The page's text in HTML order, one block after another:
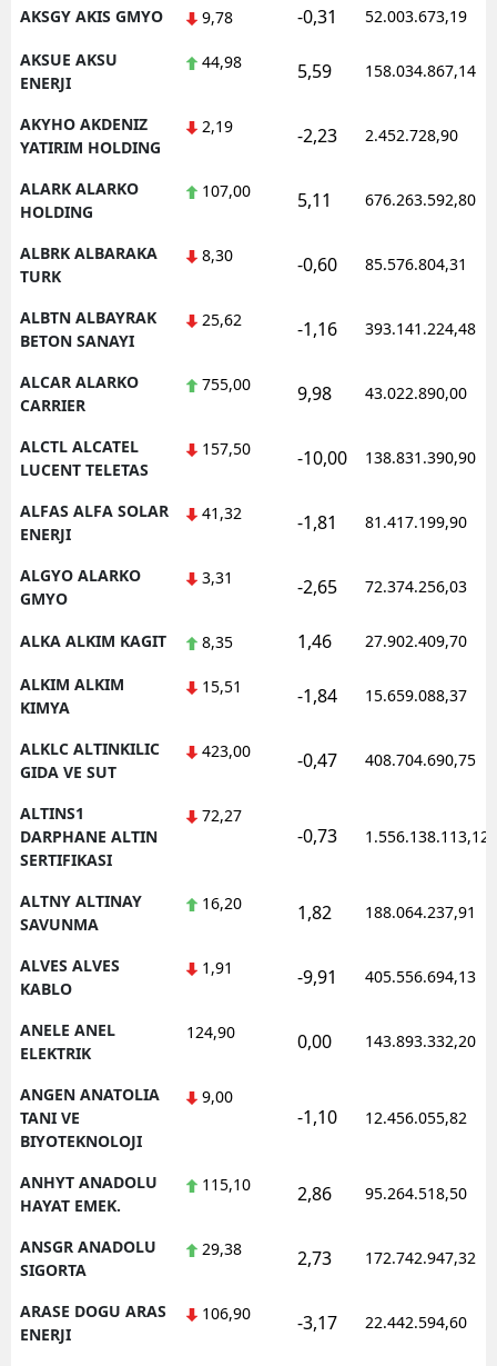
AKSGY AKIS GMYO 9,78 -0,31 52.003.673,19
AKSUE AKSU
ENERJI
44,98 5,59 158.034.867,14
AKYHO AKDENIZ
YATIRIM HOLDING
2,19 -2,23 2.452.728,90
ALARK ALARKO
HOLDING
107,00 5,11 676.263.592,80
ALBRK ALBARAKA
TURK
8,30 -0,60 85.576.804,31
ALBTN ALBAYRAK
BETON SANAYI
25,62 -1,16 393.141.224,48
ALCAR ALARKO
CARRIER
755,00 9,98 43.022.890,00
ALCTL ALCATEL
LUCENT TELETAS
157,50 -10,00 138.831.390,90
ALFAS ALFA SOLAR
ENERJI
41,32 -1,81 81.417.199,90
ALGYO ALARKO
GMYO
3,31 -2,65 72.374.256,03
ALKA ALKIM KAGIT 8,35 1,46 27.902.409,70
ALKIM ALKIM
KIMYA
15,51 -1,84 15.659.088,37
ALKLC ALTINKILIC
GIDA VE SUT
423,00 -0,47 408.704.690,75
ALTINS1
DARPHANE ALTIN
SERTIFIKASI
72,27
-0,73 1.556.138.113,12
ALTNY ALTINAY
SAVUNMA
16,20 1,82 188.064.237,91
ALVES ALVES
KABLO
1,91 -9,91 405.556.694,13
ANELE ANEL
ELEKTRIK
124,90 0,00 143.893.332,20
ANGEN ANATOLIA
TANI VE
BIYOTEKNOLOJI
9,00
-1,10 12.456.055,82
ANHYT ANADOLU
HAYAT EMEK.
115,10 2,86 95.264.518,50
ANSGR ANADOLU
SIGORTA
29,38 2,73 172.742.947,32
ARASE DOGU ARAS
ENERJI
106,90 -3,17 22.442.594,60